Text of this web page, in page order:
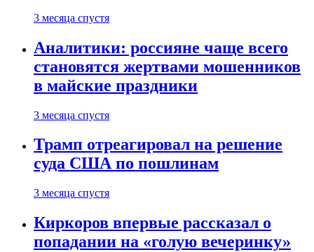
3 месяца спустя
Аналитики: россияне чаще всего
становятся жертвами мошенников
в майские праздники
3 месяца спустя
Трамп отреагировал на решение
суда США по пошлинам
3 месяца спустя
Киркоров впервые рассказал о
попадании на «голую вечеринку»